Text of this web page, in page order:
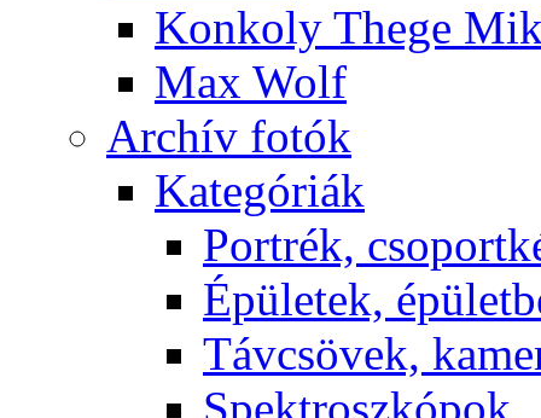
Kon­koly The­ge
Max Wolf
Ar­chív fo­tók
Ka­te­gó­ri­ák
Port­rék,
Épü­le­tek,
Táv­csö­vek,